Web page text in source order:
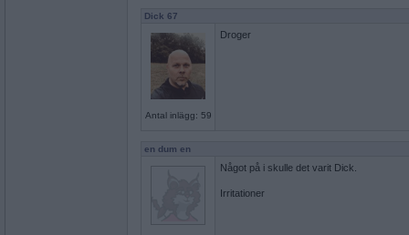
Dick 67
Antal inlägg: 59
Droger
en dum en
Något på i skulle det varit Dick.
Irritationer